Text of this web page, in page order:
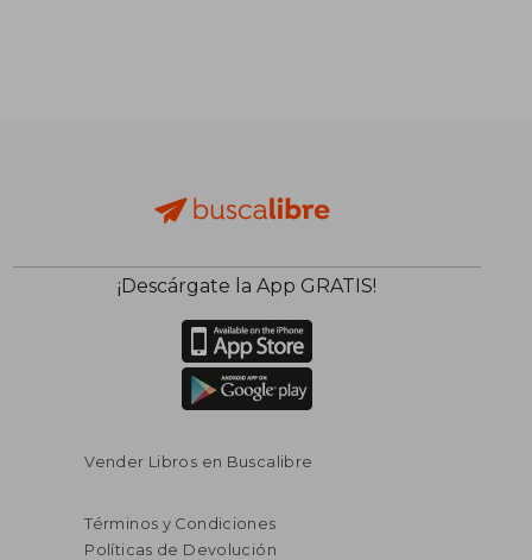
¡Descárgate la App GRATIS!
Vender Libros en Buscalibre
Términos y Condiciones
Políticas de Devolución